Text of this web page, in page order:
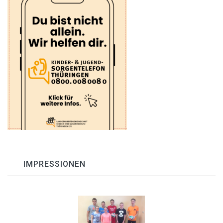
IMPRESSIONEN